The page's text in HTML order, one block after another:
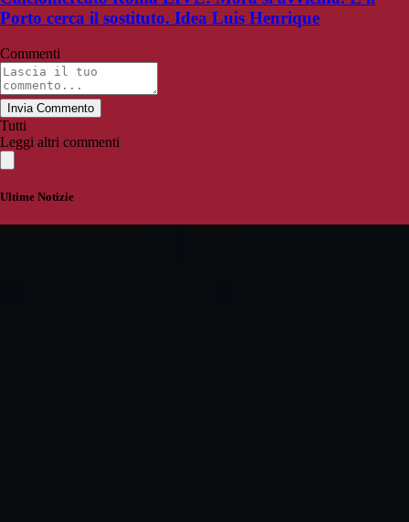
Porto cerca il sostituto. Idea Luis Henrique
Commenti
Invia Commento
Tutti
Leggi altri commenti
Ultime Notizie